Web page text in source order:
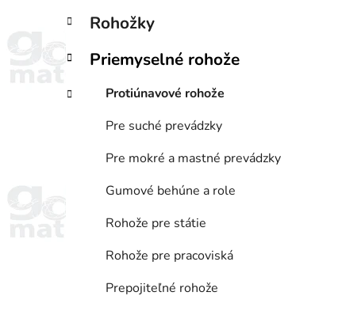
ý
a
n
e
ó
i
Rohožky
Priemyselné rohože
Protiúnavové rohože
Pre suché prevádzky
Pre mokré a mastné prevádzky
Gumové behúne a role
Rohože pre státie
Rohože pre pracoviská
Prepojiteľné rohože